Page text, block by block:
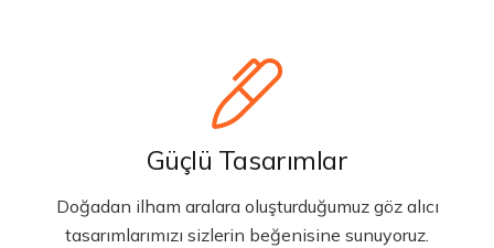
Güçlü Tasarımlar
Doğadan ilham aralara oluşturduğumuz göz alıcı
tasarımlarımızı sizlerin beğenisine sunuyoruz.